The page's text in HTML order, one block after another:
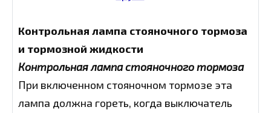
Контрольная лампа стояночного тормоза
и тормозной жидкости
Контрольная лампа стояночного тормоза
При включенном стояночном тормозе эта
лампа должна гореть, когда выключатель